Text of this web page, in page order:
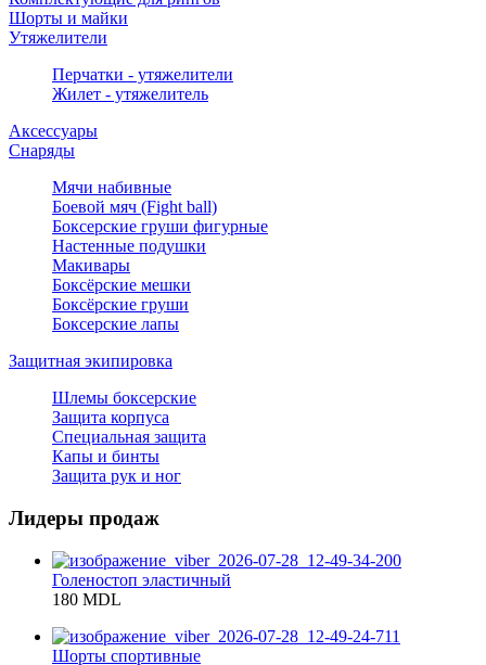
Шорты и майки
Утяжелители
Перчатки - утяжелители
Жилет - утяжелитель
Аксессуары
Снаряды
Мячи набивные
Боевой мяч (Fight ball)
Боксерские груши фигурные
Настенные подушки
Макивары
Боксёрские мешки
Боксёрские груши
Боксерские лапы
Защитная экипировка
Шлемы боксерские
Защита корпуса
Специальная защита
Капы и бинты
Защита рук и ног
Лидеры продаж
Голеностоп эластичный
180 MDL
Шорты спортивные